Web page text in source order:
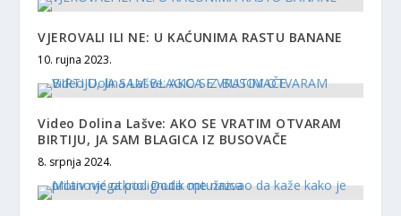
VJEROVALI ILI NE: U KAĆUNIMA RASTU BANANE
10. rujna 2023.
Video Dolina Lašve: AKO SE VRATIM OTVARAM
BIRTIJU, JA SAM BLAGICA IZ BUSOVAČE
8. srpnja 2024.